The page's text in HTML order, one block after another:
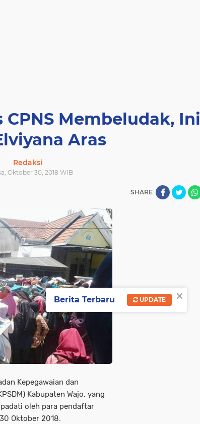
Membeludak, Ini
Aras
Redaksi
Oktober 30, 2018 WIB
SHARE
Kepegawaian dan
Kabupaten Wajo, yang
oleh para pendaftar
Oktober 2018.
×
Berita Terbaru UPDATE